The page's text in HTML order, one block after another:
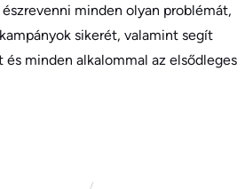
minden olyan problémát,
sikerét, valamint segít
és minden alkalommal az elsődleges